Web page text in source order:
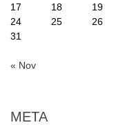
17
18 19
24
25 26
31
« Nov
META